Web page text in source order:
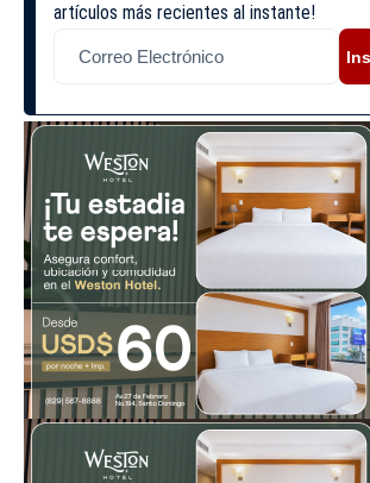
artículos más recientes al instante!